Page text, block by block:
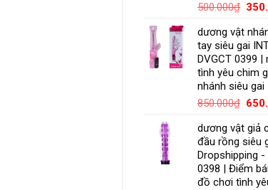
500.000₫
dương vật
tay siêu gai
DVGCT 0399 |
tình yêu chim
nhánh siêu gai
850.000₫
dương vật giả
đầu rồng siêu
Dropshipping -
0398 | Điểm
đồ chơi tình